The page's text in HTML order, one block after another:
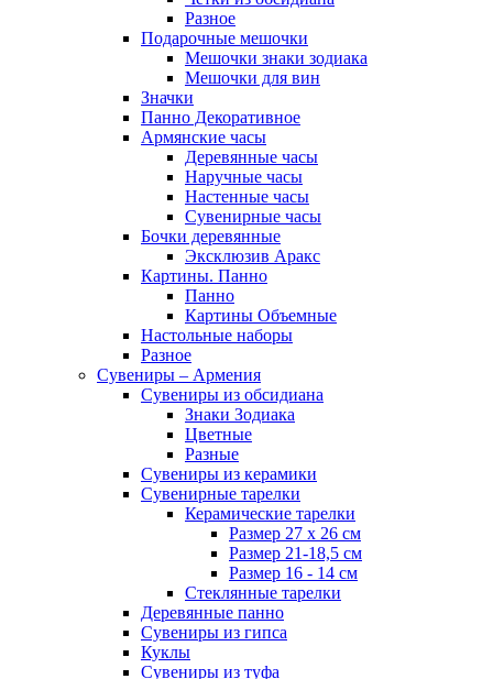
Разное
Подарочные мешочки
Мешочки знаки зодиака
Мешочки для вин
Значки
Панно Декоративное
Армянские часы
Деревянные часы
Наручные часы
Настенные часы
Сувенирные часы
Бочки деревянные
Эксклюзив Аракс
Картины. Панно
Панно
Картины Объемные
Настольные наборы
Разное
Сувениры – Армения
Сувениры из обсидиана
Знаки Зодиака
Цветные
Разные
Сувениры из керамики
Сувенирные тарелки
Керамические тарелки
Размер 27 х 26 см
Размер 21-18,5 см
Размер 16 - 14 см
Стеклянные тарелки
Деревянные панно
Сувениры из гипса
Куклы
Сувениры из туфа